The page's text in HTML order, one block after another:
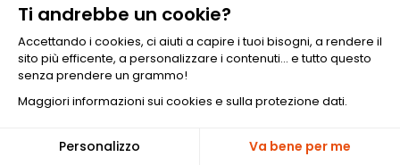
- Stelle
Palloncino da personalizzare
- Buon Compleanno
14,90€
Ti andrebbe un cookie?
Accettando i cookies, ci aiuti a capire i tuoi bisogni, a rendere il
sito più efficente, a personalizzare i contenuti... e tutto questo
senza prendere un grammo!
Maggiori informazioni sui cookies e sulla protezione dati.
Personalizzo Va bene per me
-10%🎁